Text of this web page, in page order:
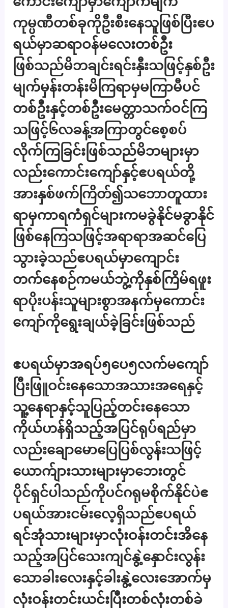
ကုမ္ပဏီတစ်ခုကိုဦးစီးနေသူဖြစ်ပြီးဧပ
ရယ်မှာဆရာဝန်မလေးတစ်ဦး
ဖြစ်သည်မိဘချင်းရင်းနှီးသဖြင့်နှစ်ဦး
မျက်မှန်းတန်းမိကြရာမှမကြာမီပင်
တစ်ဦးနှင့်တစ်ဦးမေတ္တာသက်ဝင်ကြ
သဖြင့်၆လခန့်အကြာတွင်စေ့စပ်
လိုက်ကြခြင်းဖြစ်သည်မိဘများမှာ
လည်းကောင်းကျော်နှင့်ဧပရယ်တို့
အားနှစ်ဖက်ကြိတ်၍သဘောတူထား
ရာမှကာရကံရှင်များကမခွဲနိုင်မခွာနိုင်
ဖြစ်နေကြသဖြင့်အရာရာအဆင်ပြေ
သွားခဲ့သည်ဧပရယ်မှာကျောင်း
တက်နေစဉ်ကမယ်ဘွဲ့ကိုနှစ်ကြိမ်ရဖူး
ရာပိုးပန်းသူများစွာအနက်မှကောင်း
ကျော်ကိုရွေးချယ်ခဲ့ခြင်းဖြစ်သည်
ဧပရယ်မှာအရပ်၅ပေ၅လက်မကျော်
ပြီးဖြူဝင်းနေသောအသားအရေနှင့်
သူ့နေရာနှင့်သူပြည့်တင်းနေသော
ကိုယ်ဟန်ရှိသည့်အပြင်ရုပ်ရည်မှာ
လည်းချောမောပြေပြစ်လွန်းသဖြင့်
ယောက်ျားသားများမှာဘေးတွင်
ပိုင်ရှင်ပါသည်ကိုပင်ဂရုမစိုက်နိုင်ပဲဧ
ပရယ်အားငမ်းလေ့ရှိသည်ဧပရယ်
ရင်အုံသားများမှာလုံးဝန်းတင်းအိနေ
သည့်အပြင်သေးကျင်နွဲ့နှောင်းလွန်း
သောခါးလေးနှင့်ခါးနွဲ့လေးအောက်မှ
လုံးဝန်းတင်းယင်းပြီးတစ်လုံးတစ်ခဲ